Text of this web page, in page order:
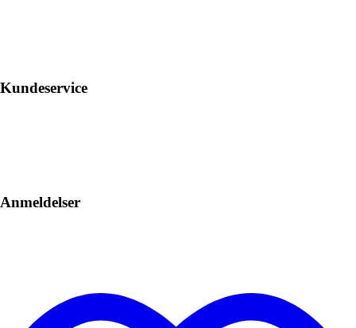
Kundeservice
Anmeldelser